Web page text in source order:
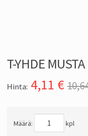
T-YHDE
Hinta: 4,11 €
Määrä: kpl